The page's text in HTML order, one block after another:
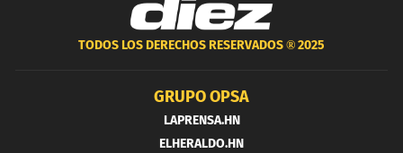
TODOS LOS DERECHOS RESERVADOS ®2025
GRUPO OPSA
LAPRENSA.HN
ELHERALDO.HN